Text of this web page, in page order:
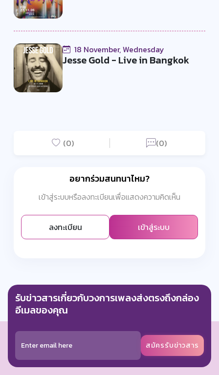
18 November, Wednesday
Jesse Gold - Live in Bangkok
(0) (0)
อยากร่วมสนทนาไหม?
เข้าสู่ระบบหรือลงทะเบียนเพื่อแสดงความคิดเห็น
ลงทะเบียน เข้าสู่ระบบ
รับข่าวสารเกี่ยวกับวงการเพลงส่งตรงถึงกล่อง
อีเมลของคุณ
สมัครรับข่าวสาร